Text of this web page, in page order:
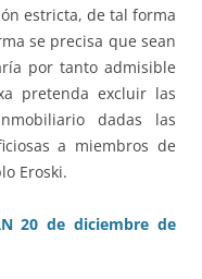
estricta, de tal forma
se precisa que sean
por tanto admisible
pretenda excluir las
dadas las
a miembros de
Eroski.
20 de diciembre de